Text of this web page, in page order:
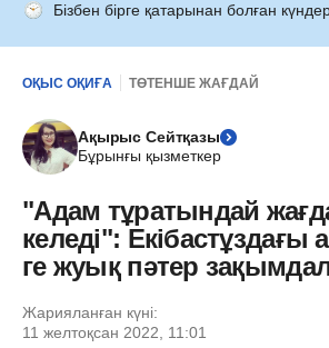
Бізбен бірге қатарынан болған
ОҚЫС ОҚИҒА ТӨТЕНШЕ ЖАҒДАЙ
Ақырыс Сейтқазы
Бұрынғы қызметкер
"Адам тұратындай
келеді": Екібастұздағы
ге жуық пәтер
Жарияланған күні:
11 желтоқсан 2022, 11:01